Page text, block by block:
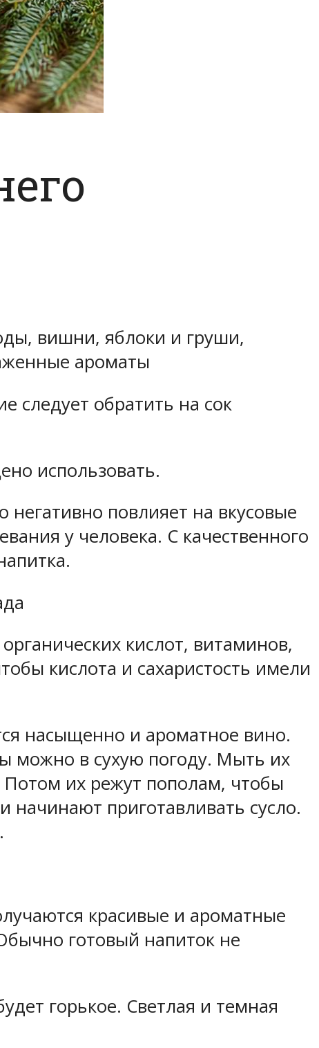
вишни, яблоки и груши,
ароматы
следует обратить на сок
использовать.
негативно повлияет на вкусовые
у человека. С качественного
кислот, витаминов,
кислота и сахаристость имели
насыщенно и ароматное вино.
можно в сухую погоду. Мыть их
их режут пополам, чтобы
начинают приготавливать сусло.
красивые и ароматные
готовый напиток не
горькое. Светлая и темная